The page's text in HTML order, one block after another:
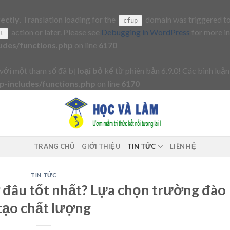
. Translation loading for the cfup
domain was triggered
action or later. Please see Debugging in WordPress for more
functions.php on line 6170
một tham số đã bị loại bỏ kể từ phiên bản 6.9.0! Các bình
includes/functions.php on line 6170
TRANG CHỦ GIỚI THIỆU TIN TỨC LIÊN HỆ
TIN TỨC
đâu tốt nhất? Lựa chọn trường đào
chất lượng